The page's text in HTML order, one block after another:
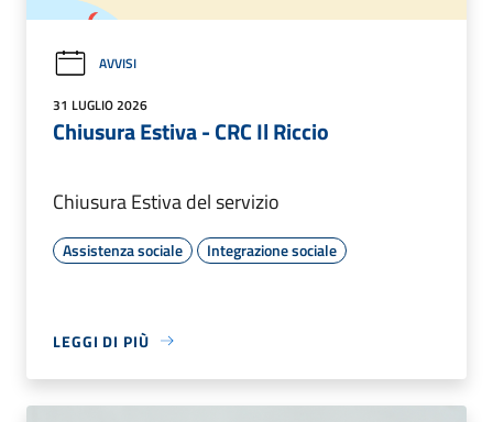
AVVISI
31 LUGLIO 2026
Chiusura Estiva - CRC Il Riccio
Chiusura Estiva del servizio
Assistenza sociale Integrazione sociale
LEGGI DI PIÙ